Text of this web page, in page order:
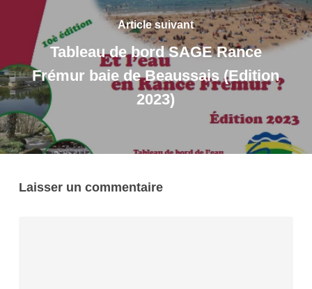
Article suivant
Tableau de bord SAGE Rance
Frémur baie de Beaussais (Edition
2023)
Laisser un commentaire